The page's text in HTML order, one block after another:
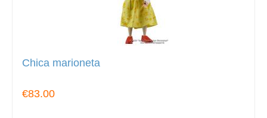
Chica marioneta
€83.00